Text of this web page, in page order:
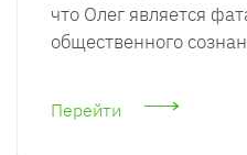
что Олег является
общественного
Перейти